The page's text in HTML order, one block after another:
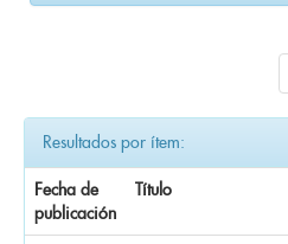
Resultados por ítem:
Fecha de
publicación
Título